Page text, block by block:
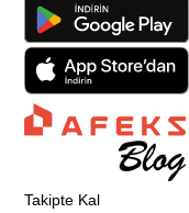
Takipte Kal